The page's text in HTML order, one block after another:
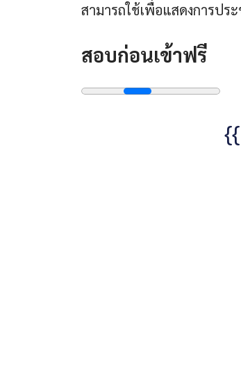
สามารถใช้เพื่อแสดงการปร
สอบก่อนเข้าฟรี